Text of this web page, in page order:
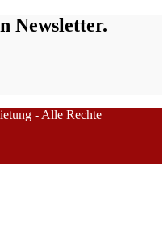
Newsletter.
- Alle Rechte